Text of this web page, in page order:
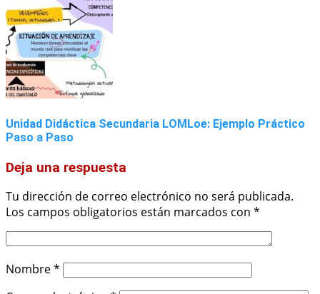
Unidad Didáctica Secundaria LOMLoe: Ejemplo Práctico
Paso a Paso
Deja una respuesta
Tu dirección de correo electrónico no será publicada.
Los campos obligatorios están marcados con *
Nombre*